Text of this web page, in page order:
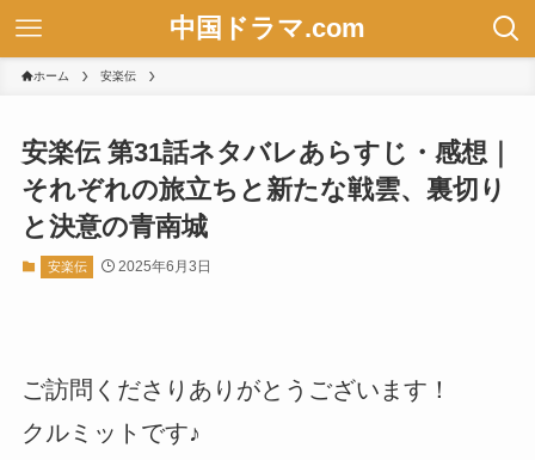
中国ドラマ.com
ホーム 安楽伝
安楽伝 第31話ネタバレあらすじ・感想｜
それぞれの旅立ちと新たな戦雲、裏切り
と決意の青南城
安楽伝 2025年6月3日
ご訪問くださりありがとうございます！
クルミットです♪